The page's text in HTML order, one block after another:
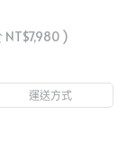
NT$7,980 )
運送方式